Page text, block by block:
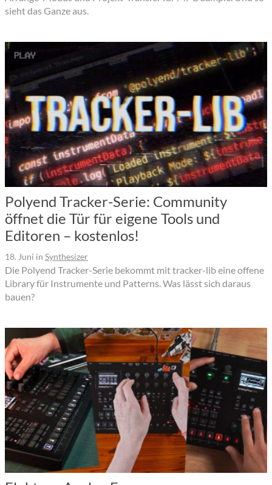
sieht das Ganze aus.
Polyend Tracker-Serie: Community
öffnet die Tür für eigene Tools und
Editoren – kostenlos!
18. Juni in Synthesizer
Die Polyend Tracker-Serie bekommt mit tracker-lib eine offene
Library für Instrumente und Patterns. Was lässt sich daraus
bauen?